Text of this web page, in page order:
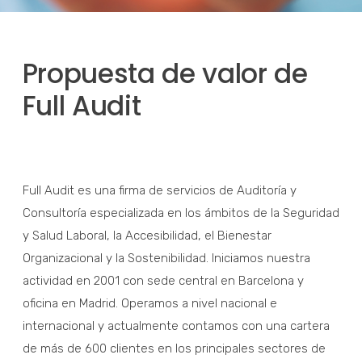
Propuesta de valor de
Full Audit
Full Audit es una firma de servicios de Auditoría y
Consultoría especializada en los ámbitos de la Seguridad
y Salud Laboral, la Accesibilidad, el Bienestar
Organizacional y la Sostenibilidad. Iniciamos nuestra
actividad en 2001 con sede central en Barcelona y
oficina en Madrid. Operamos a nivel nacional e
internacional y actualmente contamos con una cartera
de más de 600 clientes en los principales sectores de